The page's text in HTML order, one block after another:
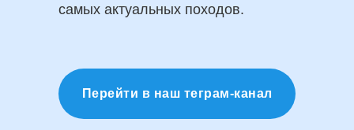
самых актуальных походов.
Перейти в наш теграм-канал